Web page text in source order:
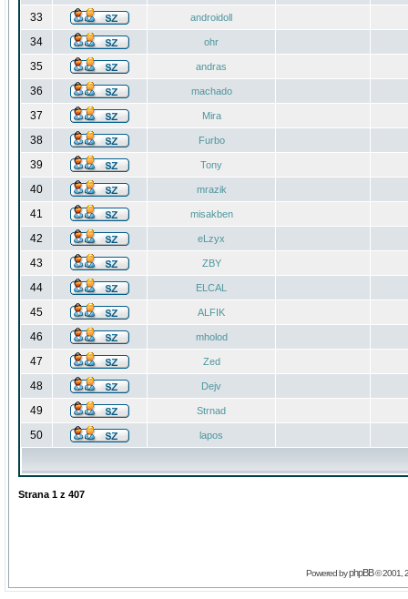
33 androidoll
34 ohr
35 andras
36 machado
37 Mira
38 Furbo
39 Tony
40 mrazik
41 misakben
42 eLzyx
43 ZBY
44 ELCAL
45 ALFIK
46 mholod
47 Zed
48 Dejv
49 Strnad
50 lapos
Strana 1 z 407
Powered byphpBB© 2001,